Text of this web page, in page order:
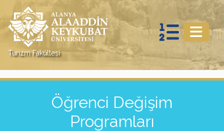
Turizm Fakültesi
Öğrenci Değişim
Programları